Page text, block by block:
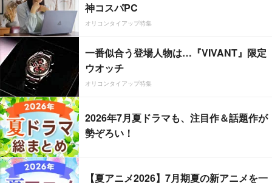
神コスパPC
オリコンタイアップ特集
一番似合う登場人物は…『VIVANT』限定
ウオッチ
オリコンタイアップ特集
2026年7月夏ドラマも、注目作＆話題作が
勢ぞろい！
【夏アニメ2026】7月期夏の新アニメを一